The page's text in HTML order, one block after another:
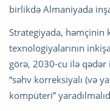
birlikdə Almaniyada
Strategiyada, həmçinin
texnologiyalarının
görə, 2030-cu ilə
“səhv korreksiyalı (və
kompüteri”